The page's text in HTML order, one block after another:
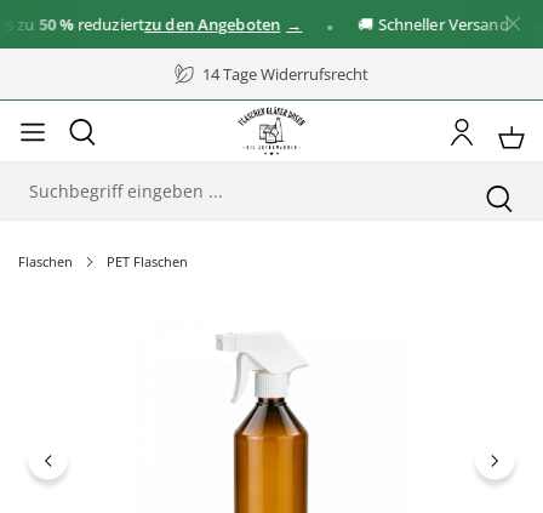
50 %reduziertzu den Angeboten 🚚 Schneller Versand
14 Tage Widerrufsrecht
Flaschen PET Flaschen
Bildergalerie überspringen